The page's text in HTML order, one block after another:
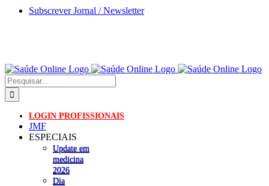
Skip
Subscrever Jornal / Newsletter
Pesquisar
LOGIN PROFISSIONAIS
JMF
ESPECIAIS
Update em
medicina
2026
Dia